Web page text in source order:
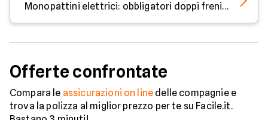
Monopattini elettrici: obbligatori doppi freni, luci e frecce
Offerte confrontate
Compara le assicurazioni on line delle compagnie e
trova la polizza al miglior prezzo per te su Facile.it.